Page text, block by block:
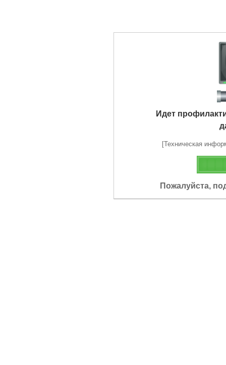
Идет
[Техническая
Пожалуйста,